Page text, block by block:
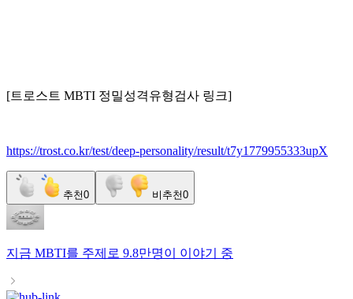
[트로스트 MBTI 정밀성격유형검사 링크]
https://trost.co.kr/test/deep-personality/result/t7y1779955333upX
추천0 비추천0
지금 MBTI를 주제로 9.8만명이 이야기 중